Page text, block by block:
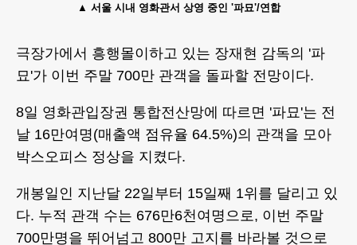
서울 시내 영화관서 상영 중인 '파묘'/연합
극장가에서 흥행몰이하고 있는 장재현 감독의 '파
묘'가 이번 주말 700만 관객을 돌파할 전망이다.
8일 영화관입장권 통합전산망에 따르면 '파묘'는 전
날 16만여명(매출액 점유율 64.5%)의 관객을 모아
박스오피스 정상을 지켰다.
개봉일인 지난달 22일부터 15일째 1위를 달리고 있
다. 누적 관객 수는 676만6천여명으로, 이번 주말
700만명을 뛰어넘고 800만 고지를 바라볼 것으로